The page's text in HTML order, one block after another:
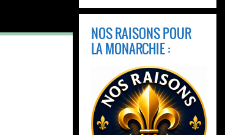
NOS RAISONS POUR
LA MONARCHIE :